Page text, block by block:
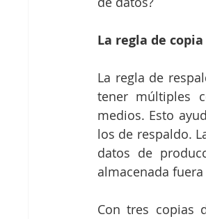
La regla de
La regla de
tener múltiples
medios. Esto
los de respaldo.
datos de
almacenada
Con tres copias